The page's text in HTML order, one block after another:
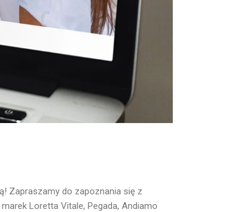
Zapraszamy do zapoznania się z
Loretta Vitale, Pegada, Andiamo